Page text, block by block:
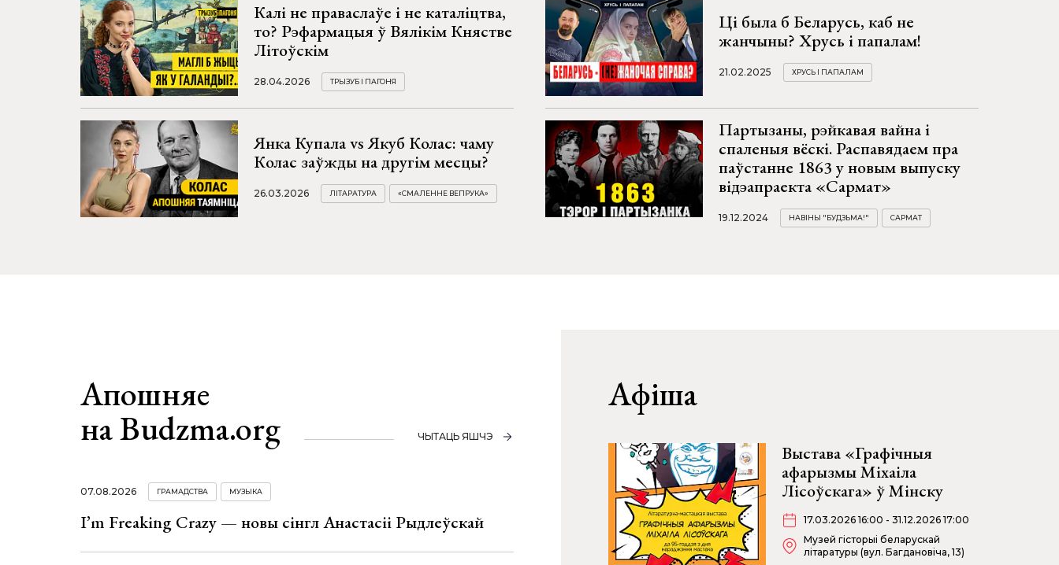
Калі не праваслаўе і не каталіцтва,
то? Рэфармацыя ў Вялікім Княстве
Літоўскім
28.04.2026 ТРЫЗУБ І ПАГОНЯ
Янка Купала vs Якуб Колас: чаму
Колас заўжды на другім месцы?
26.03.2026 ЛІТАРАТУРА «СМАЛЕННЕ ВЕПРУКА»
Ці была б Беларусь, каб не
жанчыны? Хрусь і папалам!
21.02.2025 ХРУСЬ І ПАПАЛАМ
Партызаны, рэйкавая вайна і
спаленыя вёскі. Распавядаем пра
паўстанне 1863 у новым выпуску
відэапраекта «Сармат»
19.12.2024 НАВІНЫ "БУДЗЬМА!" САРМАТ
Апошняе
на Budzma.org
ЧЫТАЦЬ ЯШЧЭ
07.08.2026 ГРАМАДСТВА МУЗЫКА
I’m Freaking Crazy — новы сінгл Анастасіі Рыдлеўскай
Афіша
Выстава «Графічныя
афарызмы Міхаіла
Лісоўскага» ў Мінску
17.03.2026 16:00 - 31.12.2026 17:00
Музей гісторыі беларускай
літаратуры (вул. Багдановіча, 13)